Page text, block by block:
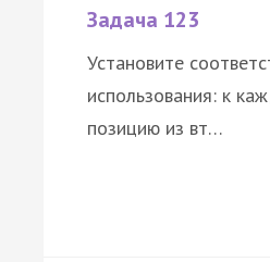
Задача 123
Установите
использования: к
позицию из вт…